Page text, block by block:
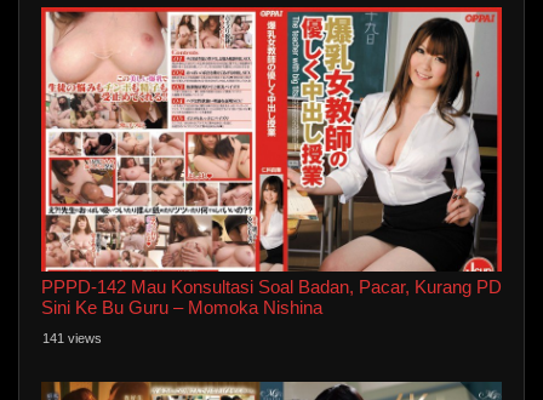
PPPD-142 Mau Konsultasi Soal Badan, Pacar, Kurang PD
Sini Ke Bu Guru – Momoka Nishina
141 views